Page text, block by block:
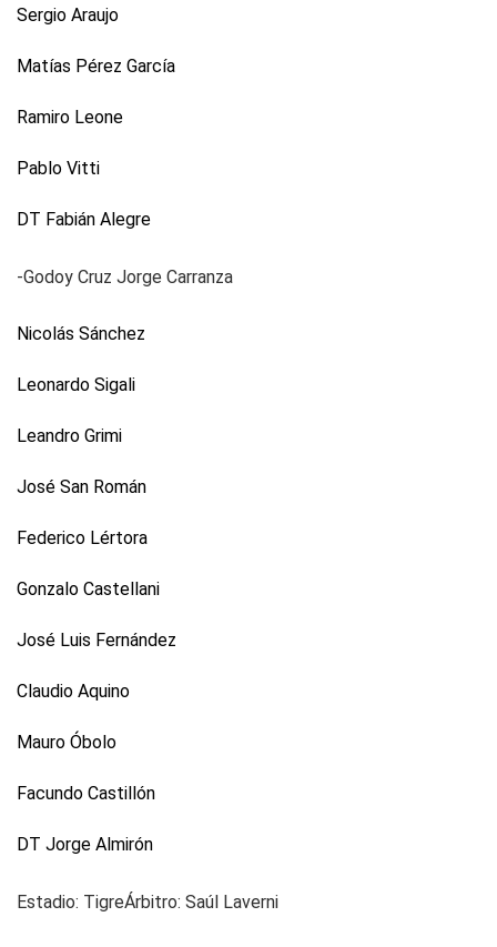
Sergio Araujo
Matías Pérez García
Ramiro Leone
Pablo Vitti
DT Fabián Alegre
-Godoy Cruz Jorge Carranza
Nicolás Sánchez
Leonardo Sigali
Leandro Grimi
José San Román
Federico Lértora
Gonzalo Castellani
José Luis Fernández
Claudio Aquino
Mauro Óbolo
Facundo Castillón
DT Jorge Almirón
Estadio: TigreÁrbitro: Saúl Laverni